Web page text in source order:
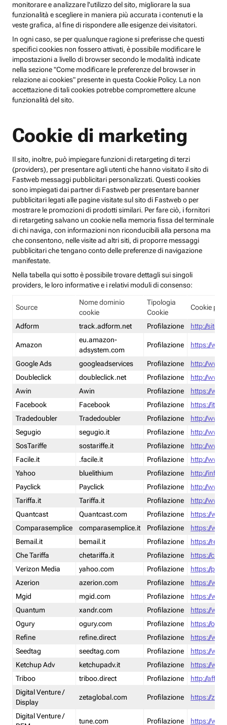
monitorare e analizzare l'utilizzo del sito, migliorare la sua
funzionalità e scegliere in maniera più accurata i contenuti e la
veste grafica, al fine di rispondere alle esigenze dei visitatori.
In ogni caso, se per qualunque ragione si preferisse che questi
specifici cookies non fossero attivati, è possibile modificare le
impostazioni a livello di browser secondo le modalità indicate
nella sezione "Come modificare le preferenze del browser in
relazione ai cookies" presente in questa Cookie Policy. La non
accettazione di tali cookies potrebbe compromettere alcune
funzionalità del sito.
Cookie di marketing
Il sito, inoltre, può impiegare funzioni di retargeting di terzi
(providers), per presentare agli utenti che hanno visitato il sito di
Fastweb messaggi pubblicitari personalizzati. Questi cookies
sono impiegati dai partner di Fastweb per presentare banner
pubblicitari legati alle pagine visitate sul sito di Fastweb o per
mostrare le promozioni di prodotti similari. Per fare ciò, i fornitori
di retargeting salvano un cookie nella memoria fissa del terminale
di chi naviga, con informazioni non riconducibili alla persona ma
che consentono, nelle visite ad altri siti, di proporre messaggi
pubblicitari che tengano conto delle preferenze di navigazione
manifestate.
Nella tabella qui sotto è possibile trovare dettagli sui singoli
providers, le loro informative e i relativi moduli di consenso:
Source
Nome dominio
cookie
Tipologia
Cookie
Cookie
Adform track.adform.net Profilazione http://
Amazon
eu.amazon-
adsystem.com
Profilazione https://
Google Ads googleadservices Profilazione
http://
Doubleclick
doubleclick.net Profilazione
http://
Awin
Awin Profilazione
https://
Facebook
Facebook Profilazione
https://it-
Tradedoubler
Tradedoubler Profilazione
http://
Segugio
segugio.it Profilazione
http://
SosTariffe
sostariffe.it Profilazione
http://
Facile.it
.facile.it Profilazione
http://
Yahoo
bluelithium Profilazione
http://
Payclick
Payclick Profilazione
http://
Tariffa.it
Tariffa.it Profilazione
http://
Quantcast
Quantcast.com Profilazione
https://
Comparasemplice
comparasemplice.it Profilazione
https://
Bemail.it
bemail.it Profilazione
https://
Che Tariffa
chetariffa.it Profilazione
https://
Verizon Media
yahoo.com Profilazione
https://
Azerion
azerion.com Profilazione
https://
Mgid
mgid.com Profilazione
https://
Quantum
xandr.com Profilazione
https://
Ogury
ogury.com Profilazione
https://
Refine
refine.direct Profilazione
https://
Seedtag
seedtag.com Profilazione
https://
Ketchup Adv
ketchupadv.it Profilazione
https://
Triboo
triboo.direct Profilazione
http://
Digital Venture /
Display
zetaglobal.com Profilazione https://
Digital Venture /
tune.com Profilazione https://